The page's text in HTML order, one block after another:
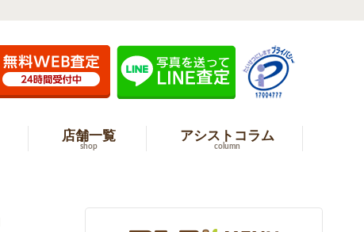
店舗一覧
shop
アシストコラム
column